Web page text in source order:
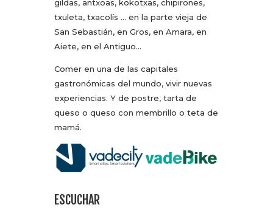
gildas, antxoas, kokotxas, chipirones,
txuleta, txacolís … en la parte vieja de
San Sebastián, en Gros, en Amara, en
Aiete, en el Antiguo…
Comer en una de las capitales
gastronómicas del mundo, vivir nuevas
experiencias. Y de postre, tarta de
queso o queso con membrillo o teta de
mamá.
ESCUCHAR